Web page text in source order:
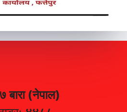
बारा (नेपाल)